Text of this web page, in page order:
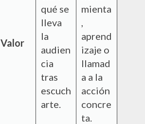
Valor
qué se
lleva
la
audien
cia
tras
escuch
arte.
mienta
aprend
izaje o
llamad
a a la
acción
concre
ta.